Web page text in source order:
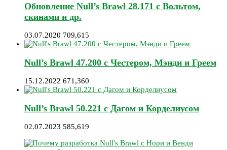
Обновление Null’s Brawl 28.171 с Вольтом,
скинами и др.
03.07.2020 709,615
Null’s Brawl 47.200 с Честером, Мэнди и Греем
15.12.2022 671,360
Null’s Brawl 50.221 с Дагом и Корделиусом
02.07.2023 585,619